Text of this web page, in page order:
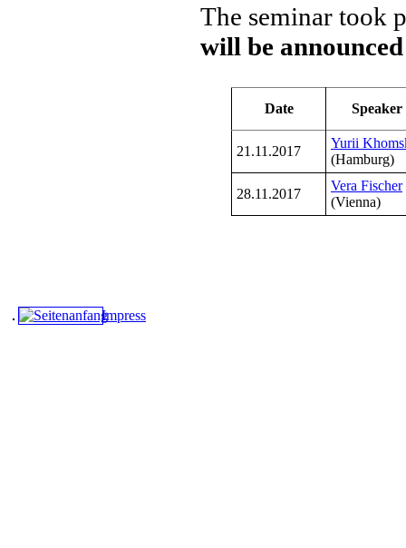
The seminar took
will be
Date Speaker
21.11.2017
Yurii
(Hamburg)
28.11.2017
Vera Fischer
(Vienna)
Impress